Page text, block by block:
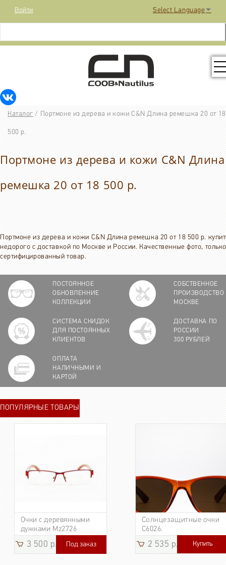
Select Language ▼
КОНТАКТЫ
МЕДИА
Войти
Каталог / Портмоне из дерева и кожи C&N Длина ремешка 20 от 18
500 р.
Портмоне из дерева и кожи C&N Длина
ремешка 20 от 18 500 р.
Портмоне из дерева и кожи C&N Длина ремешка 20 от 18 500 р.
недорого с доставкой по Москве и России. Качественные фото, только
сертифицированный товар.
ПОСТОЯННОЕ
ОБНОВЛЕННИЕ
КОЛЛЕКЦИИ
СОБСТВЕННОЕ
ПРОИЗВОДСТВО
МОСКВЕ
СИСТЕМА СКИДОК
ДЛЯ ПОСТОЯННЫХ
КЛИЕНТОВ
ДОСТАВКА ПО
РОССИИ
300 РУБЛЕЙ
ОПЛАТА
НАЛИЧНЫМИ И
КАРТОЙ
ПОПУЛЯРНЫЕ ТОВАРЫ
Очки с деревянными
дужками Mz2726
3 500 р. Под заказ
Солнцезащитные очки
C6026.
2 535 р. 3 185
Купить